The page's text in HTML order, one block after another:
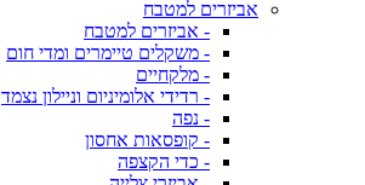
אביזרים למטבח
- אביזרים למטבח
- משקלים טיימרים ומדי חום
- מלקחיים
- רדידי אלומיניום וניילון נצמד
- נפה
- קופסאות אחסון
- כדי הקצפה